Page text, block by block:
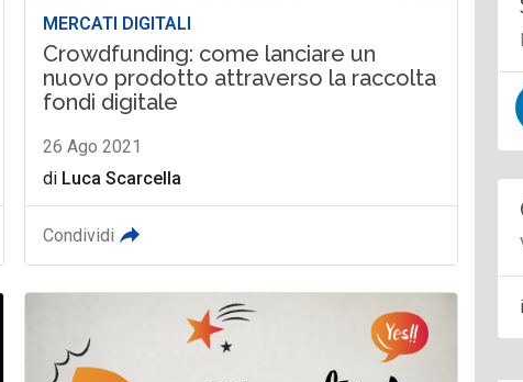
MERCATI DIGITALI
Crowdfunding: come lanciare un
nuovo prodotto attraverso la raccolta
fondi digitale
26 Ago 2021
di Luca Scarcella
Condividi